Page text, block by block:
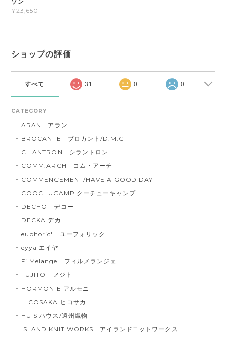
¥23,650
ショップの評価
すべて 31 0 0
CATEGORY
ARAN アラン
BROCANTE ブロカント/D.M.G
CILANTRON シラントロン
COMM.ARCH コム・アーチ
COMMENCEMENT/HAVE A GOOD DAY
COOCHUCAMP クーチューキャンプ
DECHO デコー
DECKA デカ
euphoric' ユーフォリック
eyya エイヤ
FilMelange フィルメランジェ
FUJITO フジト
HORMONIE アルモニ
HICOSAKA ヒコサカ
HUIS ハウス/遠州織物
ISLAND KNIT WORKS アイランドニットワークス